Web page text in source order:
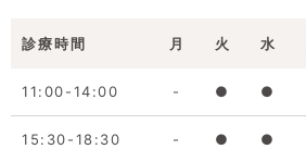
診療時間 月 火 水
11:00-14:00 - ● ●
15:30-18:30 - ● ●